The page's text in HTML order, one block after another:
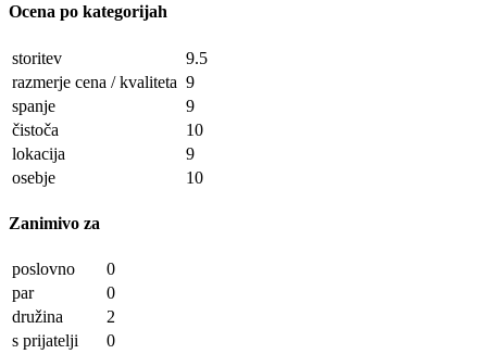
Ocena po kategorijah
storitev
9.5
razmerje cena / kvaliteta 9
spanje
9
čistoča
10
lokacija
9
osebje
10
Zanimivo za
poslovno
0
par
0
družina
2
s prijatelji
0